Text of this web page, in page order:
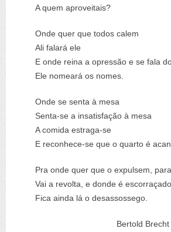
A quem aproveitais?
Onde quer que todos calem
Ali falará ele
E onde reina a opressão e se fala
Ele nomeará os nomes.
Onde se senta à mesa
Senta-se a insatisfação à mesa
A comida estraga-se
E reconhece-se que o quarto é
Pra onde quer que o expulsem,
Vai a revolta, e donde é escorraçado
Fica ainda lá o desassossego.
Bertold Brecht